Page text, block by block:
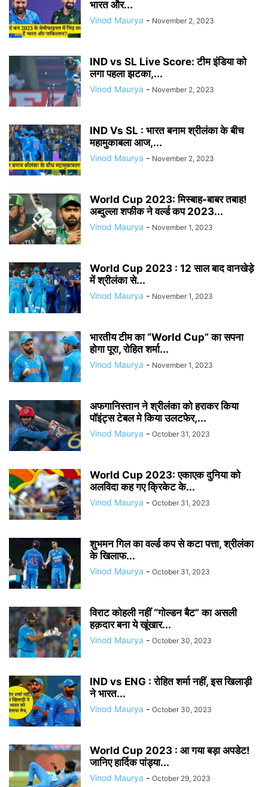
भारत और...
Vinod Maurya - November 2, 2023
IND vs SL Live Score: टीम इंडिया को
लगा पहला झटका,...
Vinod Maurya - November 2, 2023
IND Vs SL : भारत बनाम श्रीलंका के बीच
महामुकाबला आज,...
Vinod Maurya - November 2, 2023
World Cup 2023: मिस्बाह-बाबर तबाह!
अब्दुल्ला शफीक ने वर्ल्ड कप 2023...
Vinod Maurya - November 1, 2023
World Cup 2023 : 12 साल बाद वानखेड़े
में श्रीलंका से...
Vinod Maurya - November 1, 2023
भारतीय टीम का “World Cup” का सपना
होगा पूरा, रोहित शर्मा...
Vinod Maurya - November 1, 2023
अफगानिस्तान ने श्रीलंका को हराकर किया
पॉइंट्स टेबल मे किया उलटफेर,...
Vinod Maurya - October 31, 2023
World Cup 2023: एकाएक दुनिया को
अलविदा कह गए क्रिकेट के...
Vinod Maurya - October 31, 2023
शुभमन गिल का वर्ल्ड कप से कटा पत्ता, श्रीलंका
के खिलाफ...
Vinod Maurya - October 31, 2023
विराट कोहली नहीं “गोल्डन बैट” का असली
हक़दार बना ये खूंखार...
Vinod Maurya - October 30, 2023
IND vs ENG : रोहित शर्मा नहीं, इस खिलाड़ी
ने भारत...
Vinod Maurya - October 30, 2023
World Cup 2023 : आ गया बड़ा अपडेट!
जानिए हार्दिक पांड्या...
Vinod Maurya - October 29, 2023